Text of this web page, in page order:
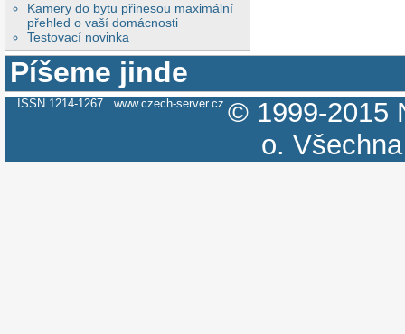
Kamery do bytu přinesou maximální
přehled o vaší domácnosti
Testovací novinka
Píšeme jinde
ISSN 1214-1267 www.czech-server.cz © 1999-2015
o.